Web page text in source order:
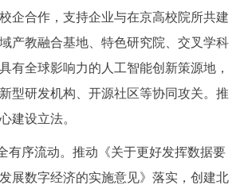
企合作，支持企业与在京高校院所共建
产教融合基地、特色研究院、交叉学科
有全球影响力的人工智能创新策源地，
型研发机构、开源社区等协同攻关。推
建设立法。
序流动。推动《关于更好发挥数据要
展数字经济的实施意见》落实，创建北